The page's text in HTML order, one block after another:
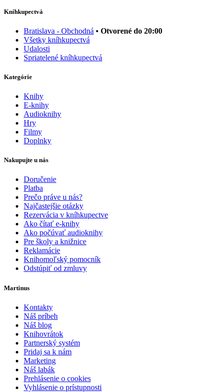
Kníhkupectvá
Bratislava - Obchodná • Otvorené do 20:00
Všetky kníhkupectvá
Udalosti
Spriatelené kníhkupectvá
Kategórie
Knihy
E-knihy
Audioknihy
Hry
Filmy
Doplnky
Nakupujte u nás
Doručenie
Platba
Prečo práve u nás?
Najčastejšie otázky
Rezervácia v kníhkupectve
Ako čítať e-knihy
Ako počúvať audioknihy
Pre školy a knižnice
Reklamácie
Knihomoľský pomocník
Odstúpiť od zmluvy
Martinus
Kontakty
Náš príbeh
Náš blog
Knihovrátok
Partnerský systém
Pridaj sa k nám
Marketing
Náš labák
Prehlásenie o cookies
Vyhlásenie o prístupnosti